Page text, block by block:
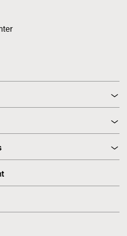
Process
& Materiality Analysis
(CGR)
Scorecard